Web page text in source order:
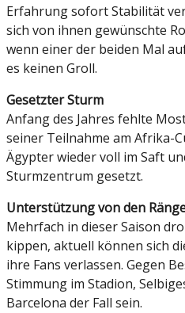
Erfahrung sofort Stabilität
sich von ihnen gewünschte
wenn einer der beiden Mal
es keinen Groll.
Gesetzter Sturm
Anfang des Jahres fehlte
seiner Teilnahme am Afrika-
Ägypter wieder voll im Saft
Sturmzentrum gesetzt.
Unterstützung von den
Mehrfach in dieser Saison
kippen, aktuell können sich
ihre Fans verlassen. Gegen
Stimmung im Stadion,
Barcelona der Fall sein.